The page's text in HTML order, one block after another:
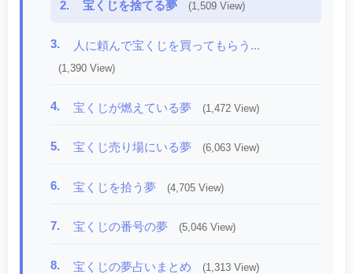
2. 宝くじを捨てる夢 (1,509 View)
3. 人に頼んで宝くじを買ってもらう...
(1,390 View)
4. 宝くじが燃えている夢 (1,472 View)
5. 宝くじ売り場にいる夢 (6,063 View)
6. 宝くじを拾う夢 (4,705 View)
7. 宝くじの番号の夢 (5,046 View)
8. 宝くじの夢占いまとめ (1,313 View)